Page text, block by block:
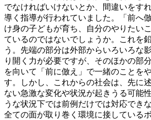
でなければいけないとか、間違いをす
導く指導が行われていました。「前へ
け身の子どもが育ち、自分のやりたい
ているのではないでしょうか。これを
う。先端の部分は外部からいろいろな
り開く力が必要ですが、そのほかの部
を向いて「前に倣え」で一緒のことを
す。しかし、これからの社会は、先に
ない急激な変化や状況が起きうる可能
うな状況下では前例だけでは対応でき
全ての面が取り巻く環境に接している